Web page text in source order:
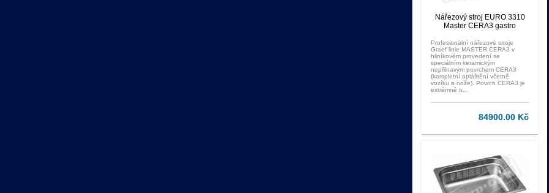
Nářezový stroj EURO 3310
Master CERA3 gastro
Profesionální nářezové stroje
Graef linie MASTER CERA3 v
hliníkovém provedení se
speciálním keramickým
nepřilnavým povrchem CERA3
(kompletní opláštění včetně
vozíku a nože). Povrch CERA3 je
extrémně o...
84900.00 Kč